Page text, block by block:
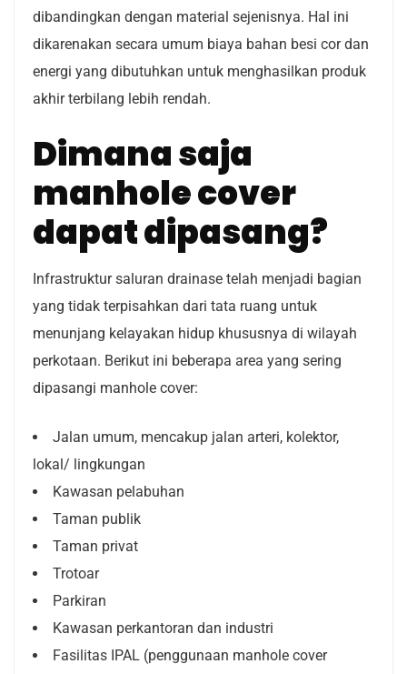
dibandingkan dengan material sejenisnya. Hal ini
dikarenakan secara umum biaya bahan besi cor dan
energi yang dibutuhkan untuk menghasilkan produk
akhir terbilang lebih rendah.
Dimana saja
manhole cover
dapat dipasang?
Infrastruktur saluran drainase telah menjadi bagian
yang tidak terpisahkan dari tata ruang untuk
menunjang kelayakan hidup khususnya di wilayah
perkotaan. Berikut ini beberapa area yang sering
dipasangi manhole cover:
Jalan umum, mencakup jalan arteri, kolektor,
lokal/ lingkungan
Kawasan pelabuhan
Taman publik
Taman privat
Trotoar
Parkiran
Kawasan perkantoran dan industri
Fasilitas IPAL (penggunaan manhole cover